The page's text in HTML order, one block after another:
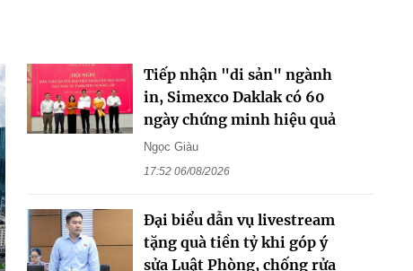
Tiếp nhận "di sản" ngành
in, Simexco Daklak có 60
ngày chứng minh hiệu quả
Ngọc Giàu
17:52 06/08/2026
Đại biểu dẫn vụ livestream
tặng quà tiền tỷ khi góp ý
sửa Luật Phòng, chống rửa